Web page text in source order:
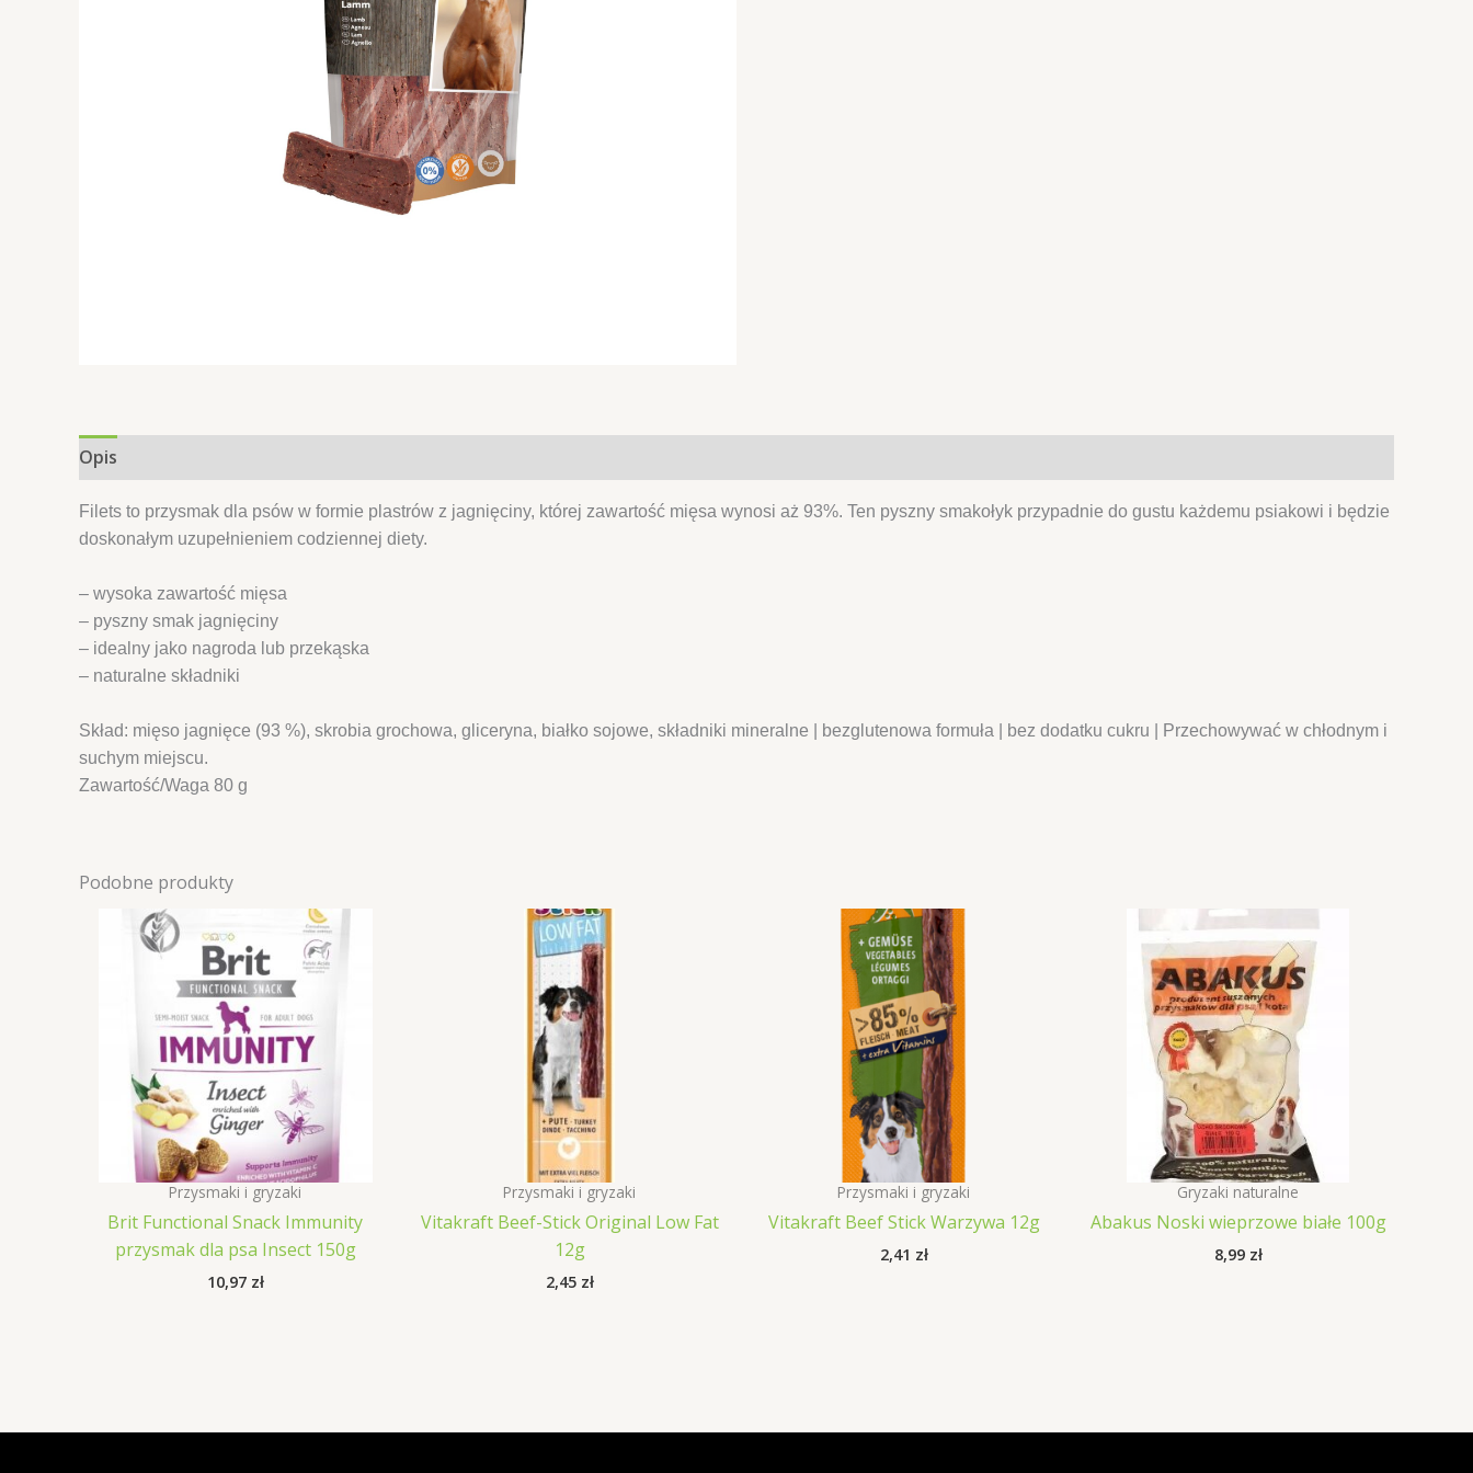
Opis
Filets to przysmak dla psów w formie plastrów z jagnięciny, której zawartość mięsa wynosi aż 93%. Ten pyszny smakołyk przypadnie do gustu każdemu psiakowi i będzie
doskonałym uzupełnieniem codziennej diety.
– wysoka zawartość mięsa
– pyszny smak jagnięciny
– idealny jako nagroda lub przekąska
– naturalne składniki
Skład: mięso jagnięce (93 %), skrobia grochowa, gliceryna, białko sojowe, składniki mineralne | bezglutenowa formuła | bez dodatku cukru | Przechowywać w chłodnym i
suchym miejscu.
Zawartość/Waga 80 g
Podobne produkty
Przysmaki i gryzaki
Brit Functional Snack Immunity
przysmak dla psa Insect 150g
10,97 zł
Przysmaki i gryzaki
Vitakraft Beef-Stick Original Low Fat
12g
2,45 zł
Przysmaki i gryzaki
Vitakraft Beef Stick Warzywa 12g
2,41 zł
Gryzaki naturalne
Abakus Noski wieprzowe białe 100g
8,99 zł